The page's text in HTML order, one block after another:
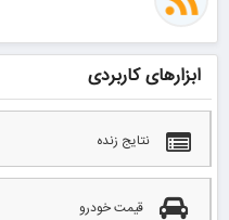
ابزارهای کاربردی
نتایج زنده
قیمت خودرو